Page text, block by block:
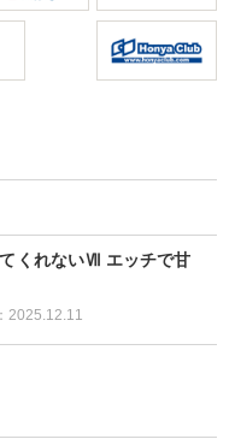
くれないⅦ エッチで甘
2025.12.11